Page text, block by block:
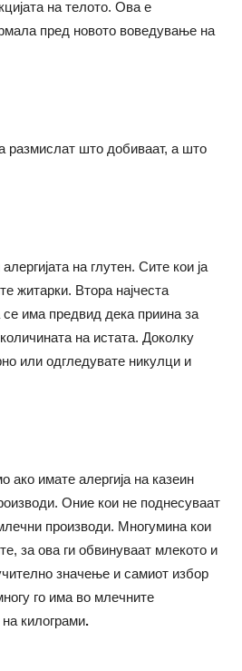
на телото. Ова е
пред новото воведување на
размислат што добиваат, а што
на глутен. Сите кои ја
житарки. Втора најчеста
има предвид дека приина за
на истата. Доколку
или одгледувате никулци и
ако имате алергија на казеин
Оние кои не поднесуваат
производи. Многумина кои
за ова ги обвинуваат млекото и
значење и самиот избор
го има во млечните
килограми.